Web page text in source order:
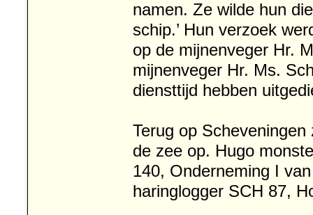
namen. Ze wilde hun
schip.’ Hun verzoek
op de mijnenveger Hr.
mijnenveger Hr. Ms.
diensttijd hebben
Terug op
de zee op. Hugo
140, Onderneming I
haringlogger SCH 87,